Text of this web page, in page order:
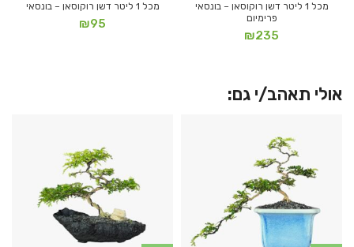
מכל 1 ליטר דשן רוקוסאן – בונסאי
פרימיום
₪235
מכל 1 ליטר דשן רוקוסאן – בונסאי
₪95
אולי תאהב/י גם: